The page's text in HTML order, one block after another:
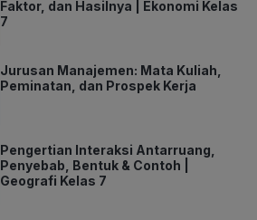
Faktor, dan Hasilnya | Ekonomi Kelas
7
Jurusan Manajemen: Mata Kuliah,
Peminatan, dan Prospek Kerja
Pengertian Interaksi Antarruang,
Penyebab, Bentuk & Contoh |
Geografi Kelas 7